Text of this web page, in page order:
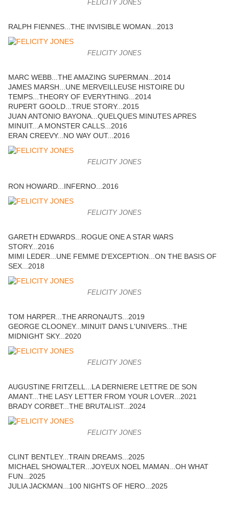
FELICITY JONES
RALPH FIENNES...THE INVISIBLE WOMAN...2013
FELICITY JONES
MARC WEBB...THE AMAZING SUPERMAN...2014
JAMES MARSH...UNE MERVEILLEUSE HISTOIRE DU
TEMPS...THEORY OF EVERYTHING...2014
RUPERT GOOLD...TRUE STORY...2015
JUAN ANTONIO BAYONA...QUELQUES MINUTES APRES
MINUIT...A MONSTER CALLS...2016
ERAN CREEVY...NO WAY OUT...2016
FELICITY JONES
RON HOWARD...INFERNO...2016
FELICITY JONES
GARETH EDWARDS...ROGUE ONE A STAR WARS
STORY...2016
MIMI LEDER...UNE FEMME D'EXCEPTION...ON THE BASIS OF
SEX...2018
FELICITY JONES
TOM HARPER...THE ARRONAUTS...2019
GEORGE CLOONEY...MINUIT DANS L'UNIVERS...THE
MIDNIGHT SKY...2020
FELICITY JONES
AUGUSTINE FRITZELL...LA DERNIERE LETTRE DE SON
AMANT...THE LASY LETTER FROM YOUR LOVER...2021
BRADY CORBET...THE BRUTALIST...2024
FELICITY JONES
CLINT BENTLEY...TRAIN DREAMS...2025
MICHAEL SHOWALTER...JOYEUX NOEL MAMAN...OH WHAT
FUN...2025
JULIA JACKMAN...100 NIGHTS OF HERO...2025